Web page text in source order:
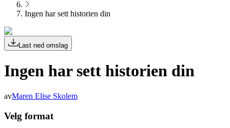
Ingen har sett historien din
Last ned omslag
Ingen har sett historien din
avMaren Elise Skolem
Velg format